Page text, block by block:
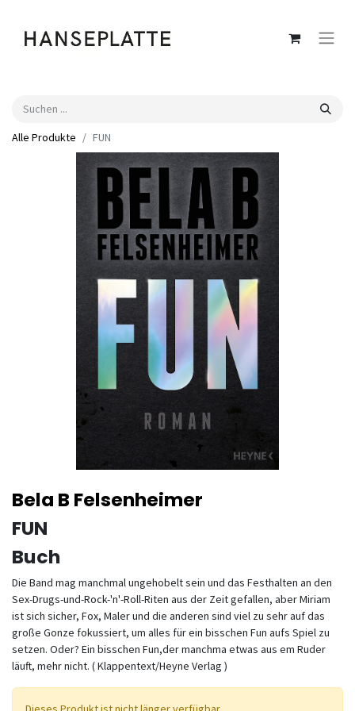
Alle Produkte FUN
Bela B Felsenheimer
FUN
Buch
Die Band mag manchmal ungehobelt sein und das Festhalten an den
Sex-Drugs-und-Rock-'n'-Roll-Riten aus der Zeit gefallen, aber Miriam
ist sich sicher, Fox, Maler und die anderen sind viel zu sehr auf das
große Gonze fokussiert, um alles für ein bisschen Fun aufs Spiel zu
setzen. Oder? Ein bisschen Fun,der manchma etwas aus em Ruder
läuft, mehr nicht. ( Klappentext/Heyne Verlag )